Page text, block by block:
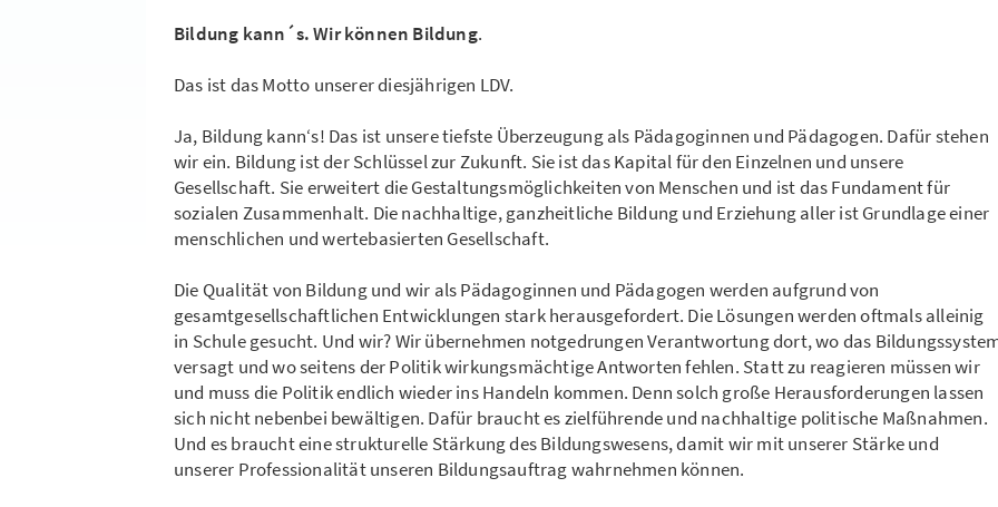
Bildung kann´s. Wir können Bildung.
Das ist das Motto unserer diesjährigen LDV.
Ja, Bildung kann‘s! Das ist unsere tiefste Überzeugung als Pädagoginnen und Pädagogen. Dafür stehen
wir ein. Bildung ist der Schlüssel zur Zukunft. Sie ist das Kapital für den Einzelnen und unsere
Gesellschaft. Sie erweitert die Gestaltungsmöglichkeiten von Menschen und ist das Fundament für
sozialen Zusammenhalt. Die nachhaltige, ganzheitliche Bildung und Erziehung aller ist Grundlage einer
menschlichen und wertebasierten Gesellschaft.
Die Qualität von Bildung und wir als Pädagoginnen und Pädagogen werden aufgrund von
gesamtgesellschaftlichen Entwicklungen stark herausgefordert. Die Lösungen werden oftmals alleinig
in Schule gesucht. Und wir? Wir übernehmen notgedrungen Verantwortung dort, wo das
versagt und wo seitens der Politik wirkungsmächtige Antworten fehlen. Statt zu reagieren müssen wir
und muss die Politik endlich wieder ins Handeln kommen. Denn solch große Herausforderungen lassen
sich nicht nebenbei bewältigen. Dafür braucht es zielführende und nachhaltige politische Maßnahmen.
Und es braucht eine strukturelle Stärkung des Bildungswesens, damit wir mit unserer Stärke und
unserer Professionalität unseren Bildungsauftrag wahrnehmen können.